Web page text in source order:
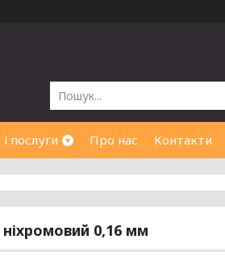
послуги Про нас Контакти
ніхромовий 0,16 мм